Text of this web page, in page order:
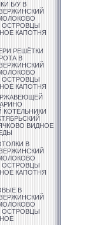
Б/У В
ОСТРОВЦЫ
КАПОТНЯ
РЕШЁТКИ
В
ОСТРОВЦЫ
КАПОТНЯ
КОТЕЛЬНИКИ
ВИДНОЕ
В
ОСТРОВЦЫ
КАПОТНЯ
В
ОСТРОВЦЫ